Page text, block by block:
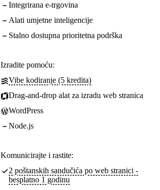
Integrirana e-trgovina
Alati umjetne inteligencije
Stalno dostupna prioritetna podrška
Izradite pomoću:
Vibe kodiranje (5 kredita)
Drag-and-drop alat za izradu web stranica
WordPress
Node.js
Komunicirajte i rastite:
2 poštanskih sandučića po web stranici -
besplatno 1 godinu